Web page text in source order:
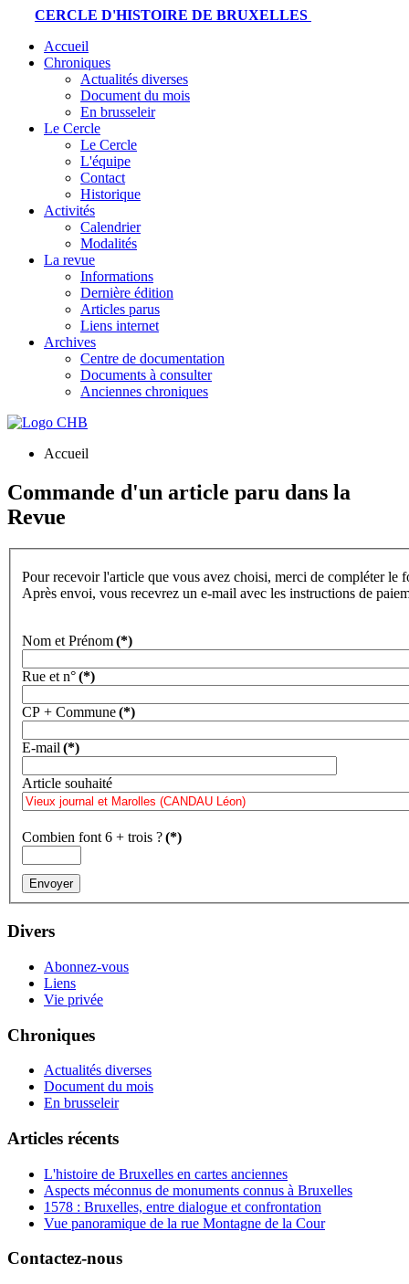
CERCLE D'HISTOIRE DE BRUXELLES
Accueil
Chroniques
Actualités diverses
Document du mois
En brusseleir
Le Cercle
Le Cercle
L'équipe
Contact
Historique
Activités
Calendrier
Modalités
La revue
Informations
Dernière édition
Articles parus
Liens internet
Archives
Centre de documentation
Documents à consulter
Anciennes chroniques
Accueil
Commande d'un article paru dans la
Revue
Pour recevoir l'article que vous avez choisi, merci de compléter le
Après envoi, vous recevrez un e-mail avec les instructions de
Nom et Prénom(*)
Rue et n°(*)
CP + Commune(*)
E-mail(*)
Article souhaité
Combien font 6 + trois ?(*)
Divers
Abonnez-vous
Liens
Vie privée
Chroniques
Actualités diverses
Document du mois
En brusseleir
Articles récents
L'histoire de Bruxelles en cartes anciennes
Aspects méconnus de monuments connus à Bruxelles
1578 : Bruxelles, entre dialogue et confrontation
Vue panoramique de la rue Montagne de la Cour
Contactez-nous